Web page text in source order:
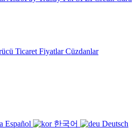
Ticaret FiyatlarCüzdanlar
Español 한국어
Deutsch